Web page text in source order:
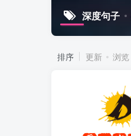
深度句子
排序 更新 浏览